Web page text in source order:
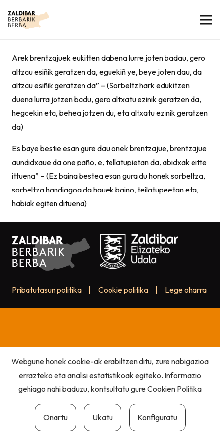
Arek brentzajuek eukitten dabena lurre joten badau, gero
altzau esiñik geratzen da, eguekiñ ye, beye joten dau, da
altzau esiñik geratzen da” – (Sorbeltz hark edukitzen
duena lurra jotzen badu, gero altxatu ezinik geratzen da,
hegoekin eta, behea jotzen du, eta altxatu ezinik geratzen
da)
Es baye bestie esan gure dau onek brentzajue, brentzajue
aundidxaue da one paño, e, tellatupietan da, abidxak eitte
ittuena” – (Ez baina bestea esan gura du honek sorbeltza,
sorbeltza handiagoa da hauek baino, teilatupeetan eta,
habiak egiten dituena)
Pribatutasun politika Cookie politika Lege oharra
Webgune honek cookie-ak erabiltzen ditu, zure nabigazioa
errazteko eta analisi estatistikoak egiteko. Informazio
gehiago nahi baduzu, kontsultatu gureCookien Politika
Onartu Ukatu Konfiguratu